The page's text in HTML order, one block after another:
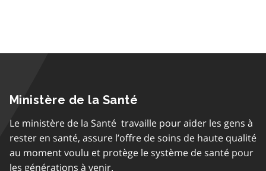
Ministère de la Santé
Le ministère de la Santé travaille pour aider les gens à
rester en santé, assure l’offre de soins de haute qualité
au moment voulu et protège le système de santé pour
les générations à venir.